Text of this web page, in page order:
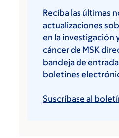
Reciba las últimas
actualizaciones
en la investigación
cáncer de MSK
bandeja de
boletines
Suscríbase al